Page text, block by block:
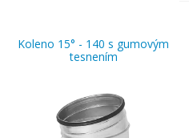
Koleno 15° - 140 s gumovým
tesnením